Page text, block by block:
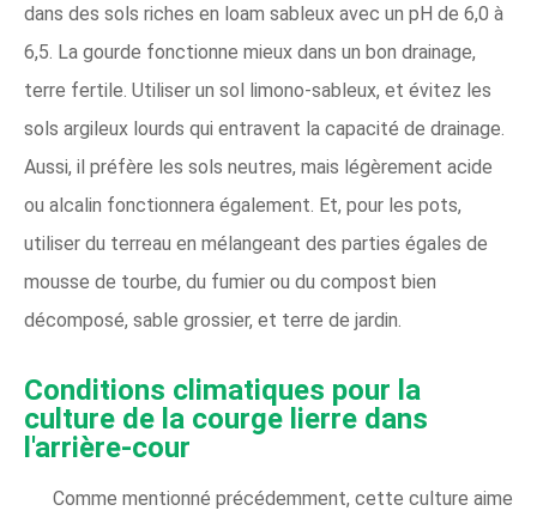
dans des sols riches en loam sableux avec un pH de 6,0 à
6,5. La gourde fonctionne mieux dans un bon drainage,
terre fertile. Utiliser un sol limono-sableux, et évitez les
sols argileux lourds qui entravent la capacité de drainage.
Aussi, il préfère les sols neutres, mais légèrement acide
ou alcalin fonctionnera également. Et, pour les pots,
utiliser du terreau en mélangeant des parties égales de
mousse de tourbe, du fumier ou du compost bien
décomposé, sable grossier, et terre de jardin.
Conditions climatiques pour la
culture de la courge lierre dans
l'arrière-cour
Comme mentionné précédemment, cette culture aime